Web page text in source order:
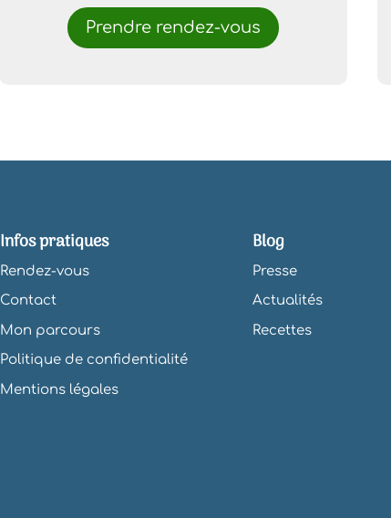
Prendre rendez-vous
Infos pratiques
Rendez-vous
Contact
Mon parcours
Politique de confidentialité
Mentions légales
Blog
Presse
Actualités
Recettes